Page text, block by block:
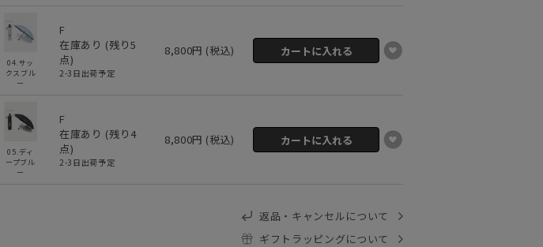
04.サッ
クスブル
ー
F
在庫あり (残り5
点)
2-3日出荷予定
8,800円 (税込)
05.ディ
ープブル
ー
F
在庫あり (残り 4
点)
2-3日出荷予定
8,800円 (税込)
返品・キャンセルについて
ギフトラッピングについて